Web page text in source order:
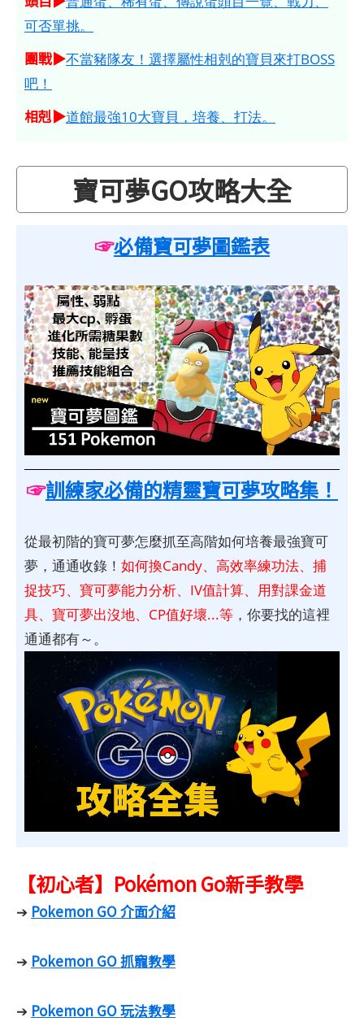
可否單挑。
團戰▶不當豬隊友！選擇屬性相剋的寶貝來打BOSS
吧！
相剋▶道館最強10大寶貝，培養、打法。
寶可夢GO攻略大全
☞必備寶可夢圖鑑表
☞訓練家必備的精靈寶可夢攻略集！
從最初階的寶可夢怎麼抓至高階如何培養最強寶可
夢，通通收錄！ 如何換Candy、高效率練功法、捕
捉技巧、寶可夢能力分析、IV值計算、用對課金道
具、寶可夢出沒地、CP值好壞...等 ，你要找的這裡
通通都有～。
【初心者】Pokémon Go新手教學
➔ Pokemon GO 介面介紹
➔ Pokemon GO 抓寵教學
➔ Pokemon GO 玩法教學